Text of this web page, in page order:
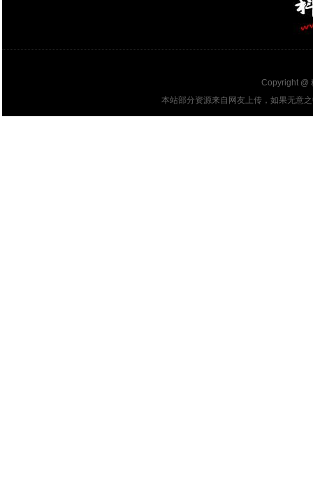
Copyright @
本站部分资源来自网友上传，如果无意